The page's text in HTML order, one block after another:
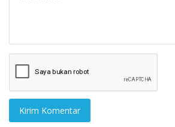
Kirim Komentar